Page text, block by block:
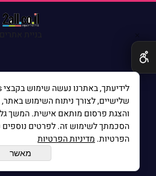
שלישיים, לצורך ניתוח השימוש באתר,
והצגת פרסום מותאם אישית. המשך
הסכמתך לשימוש זה. לפרטים נוספים
הפרטיות. מדיניות הפרטיות
מאשר